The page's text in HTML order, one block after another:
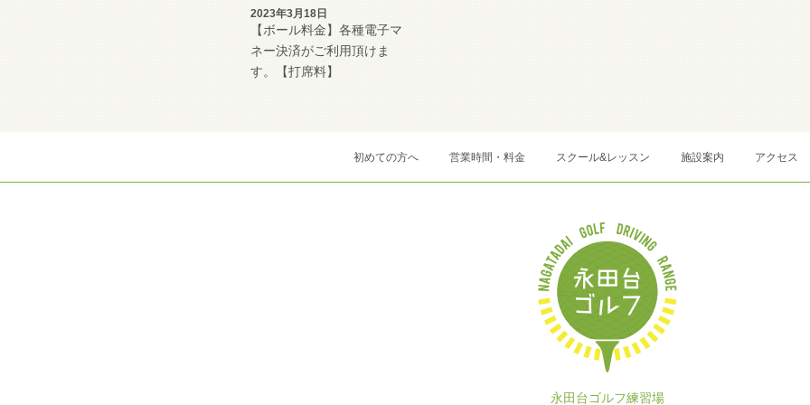
2023年3月18日
【ボール料金】各種電子マ
ネー決済がご利用頂けま
す。【打席料】
初めての方へ 営業時間・料金 スクール&レッスン 施設案内 アクセス
永田台ゴルフ練習場